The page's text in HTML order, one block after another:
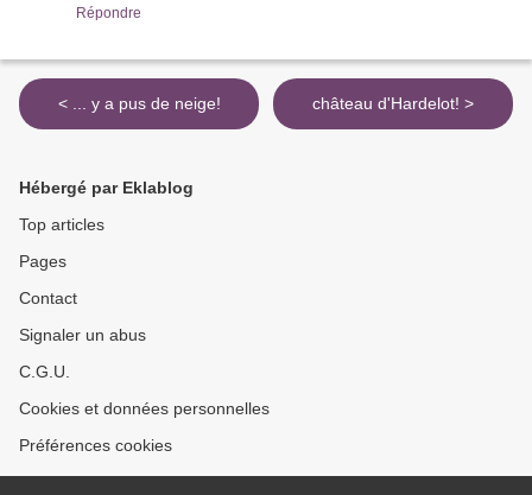
Répondre
< ... y a pus de neige! château d'Hardelot! >
Hébergé par Eklablog
Top articles
Pages
Contact
Signaler un abus
C.G.U.
Cookies et données personnelles
Préférences cookies